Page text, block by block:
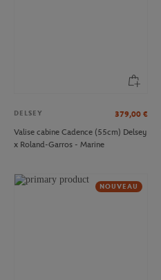
DELSEY 379,00 €
Valise cabine Cadence (55cm) Delsey
x Roland-Garros - Marine
NOUVEAU